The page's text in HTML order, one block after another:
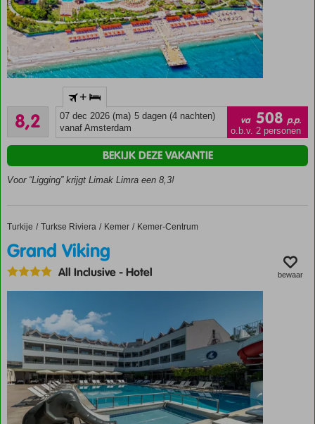
volop
faciliteiten
Direct
gelegen
Miniclub
kinderen
8,2
Zeer goed
235
beoordelingen
+
07 dec 2026 (ma) 5 dagen (4 nachten)
vanaf Amsterdam
va 508 p.p.
o.b.v. 2 personen
Voor “Ligging” krijgt Limak Limra een 8,3!
BEKIJK DEZE VAKANTIE
Home
Turkije Turkse Riviera Kemer Kemer-Centrum
Grand Viking
Grand Viking
All Inclusive-Hotel bewaar